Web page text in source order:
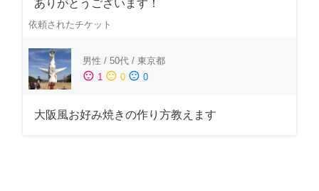
ありがとうございます！
依頼されたチケット
男性 / 50代 / 東京都
sentiment_satisfied 1 sentiment_neutral 0 sentiment_dissatisfied 0
大阪風お好み焼きの作り方教えます